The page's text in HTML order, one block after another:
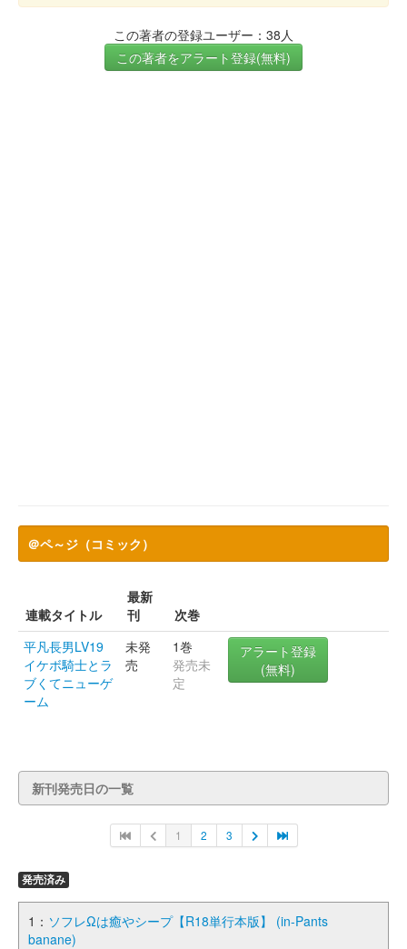
この著者の登録ユーザー：38人
この著者をアラート登録(無料)
＠ペ～ジ（コミック）
連載タイトル
最新
刊
次巻
平凡長男LV19
イケボ騎士とラ
ブくてニューゲ
ーム
未発
売
1巻
発売未
定
アラート登録
(無料)
新刊発売日の一覧
1 2 3
発売済み
1： ソフレΩは癒やシープ【R18単行本版】 (in-Pants
banane)